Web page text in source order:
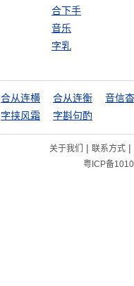
合下手
音乐
字乳
合从连横 合从连衡
音信
字挟风霜 字斟句酌
关于我们 | 联系方式|
粤ICP备